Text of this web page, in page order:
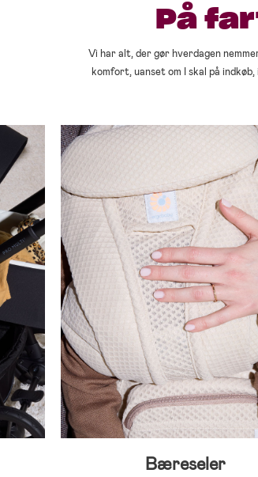
På
Vi har alt, der gør hverdagen
komfort, uanset om I skal på
Bæreseler